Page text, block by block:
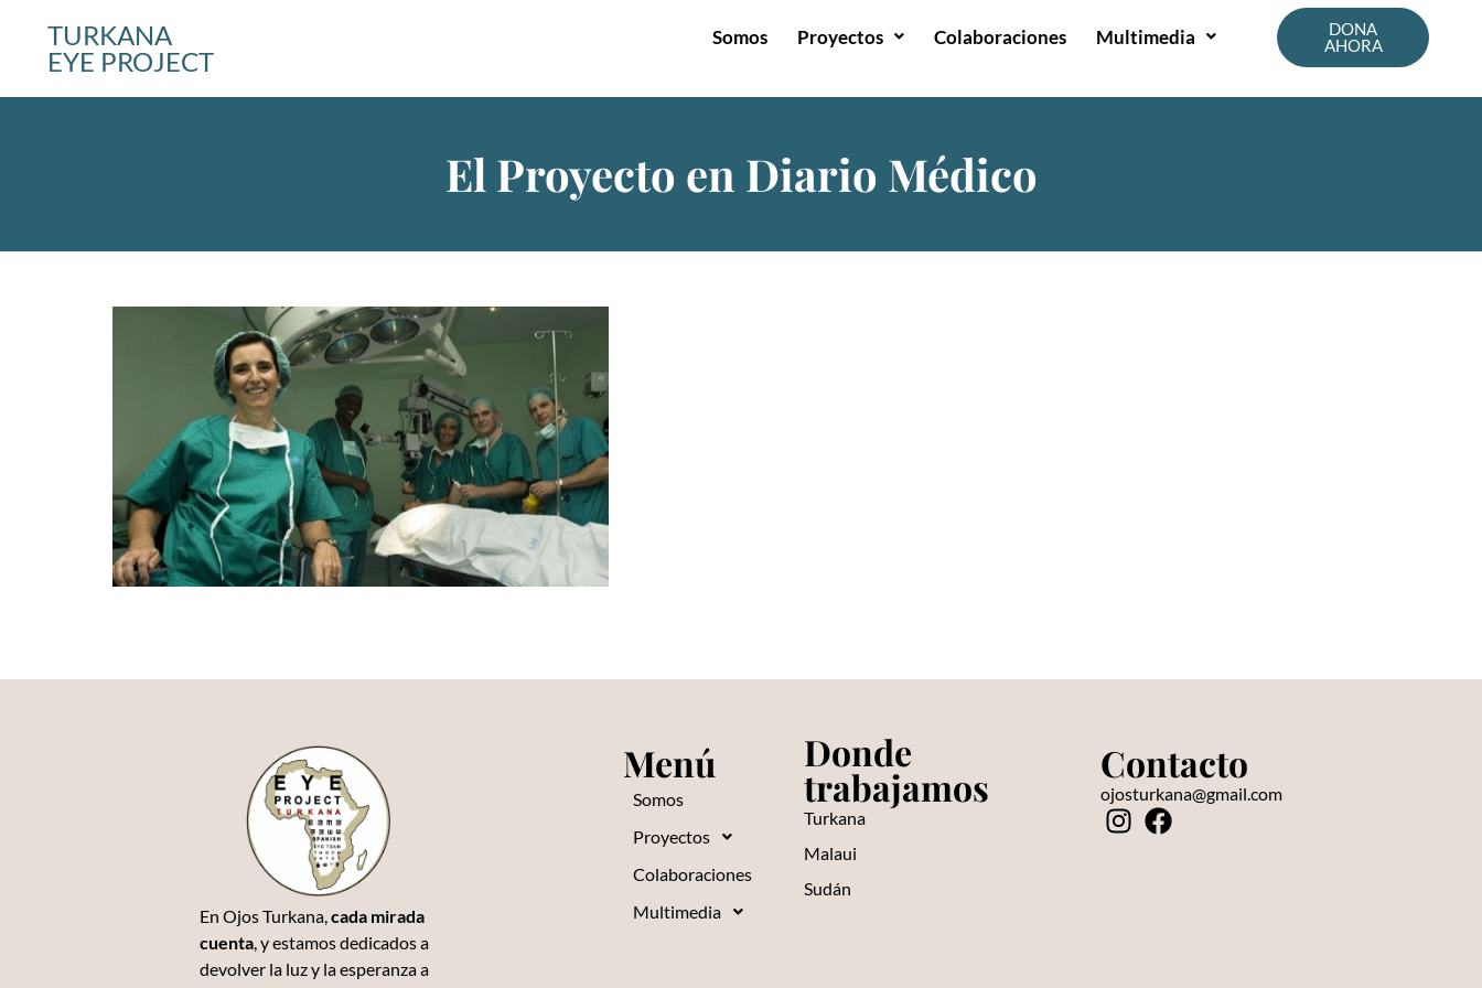
TURKANA
EYE PROJECT
Somos Proyectos Colaboraciones Multimedia
DONA
AHORA
El Proyecto en Diario Médico
En Ojos Turkana,cada mirada
cuenta, y estamos dedicados a
devolver la luz y la esperanza a
Menú
Somos
Proyectos
Colaboraciones
Multimedia
Donde
trabajamos
Turkana
Malaui
Sudán
Contacto
ojosturkana@gmail.com